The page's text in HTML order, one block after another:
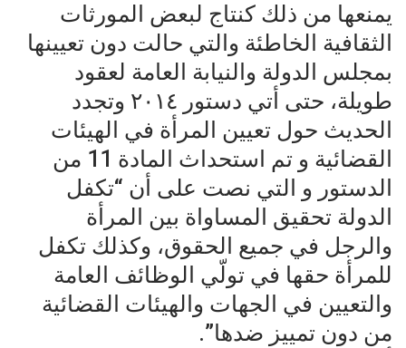
يمنعها من ذلك كنتاج لبعض المورثات
الثقافية الخاطئة والتي حالت دون تعيينها
بمجلس الدولة والنيابة العامة لعقود
طويلة، حتى أتي دستور ٢٠١٤ وتجدد
الحديث حول تعيين المرأة في الهيئات
القضائية و تم استحداث المادة 11 من
الدستور و التي نصت على أن “تكفل
الدولة تحقيق المساواة بين المرأة
والرجل في جميع الحقوق، وكذلك تكفل
للمرأة حقها في تولّي الوظائف العامة
والتعيين في الجهات والهيئات القضائية
من دون تمييز ضدها”.